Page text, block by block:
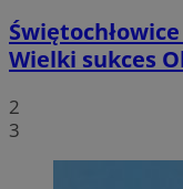
Wielki sukces
2
3